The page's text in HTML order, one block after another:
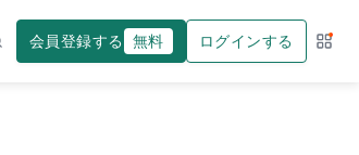
会員登録する 無料 ログインする サー